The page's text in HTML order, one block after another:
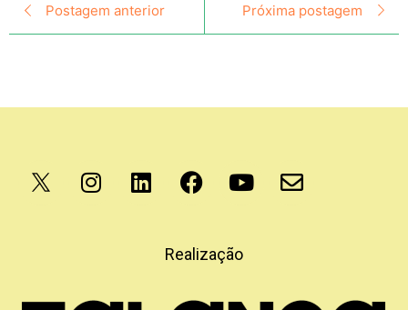
Postagem anterior Próxima postagem
Realização